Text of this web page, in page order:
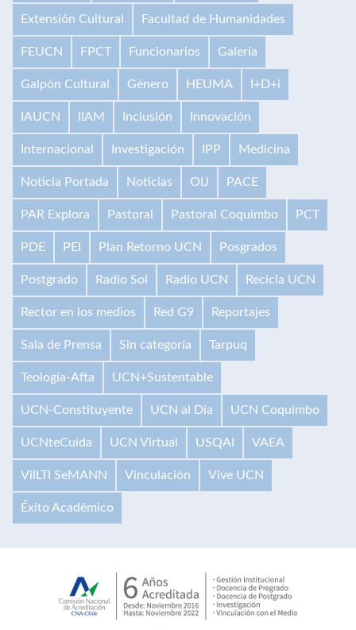
Extensión Cultural Facultad de Humanidades
FEUCN FPCT Funcionarios Galería
Galpón Cultural Género HEUMA I+D+i
IAUCN IIAM Inclusión Innovación
Internacional Investigación IPP Medicina
Noticia Portada Noticias OIJ PACE
PAR Explora Pastoral Pastoral Coquimbo PCT
PDE PEI Plan Retorno UCN Posgrados
Postgrado Radio Sol Radio UCN Recicla UCN
Rector en los medios Red G9 Reportajes
Sala de Prensa Sin categoría Tarpuq
Teología-Afta UCN+Sustentable
UCN-Constituyente UCN al Día UCN Coquimbo
UCNteCuida UCN Virtual USQAI VAEA
VilLTI SeMANN Vinculación Vive UCN
Éxito Académico